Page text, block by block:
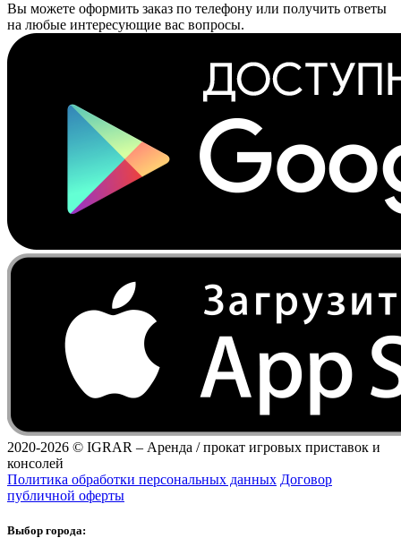
Вы можете оформить заказ по телефону или получить ответы
на любые интересующие вас вопросы.
2020-2026 © IGRAR – Аренда / прокат игровых приставок и
консолей
Политика обработки персональных данных Договор
публичной оферты
Выбор города: